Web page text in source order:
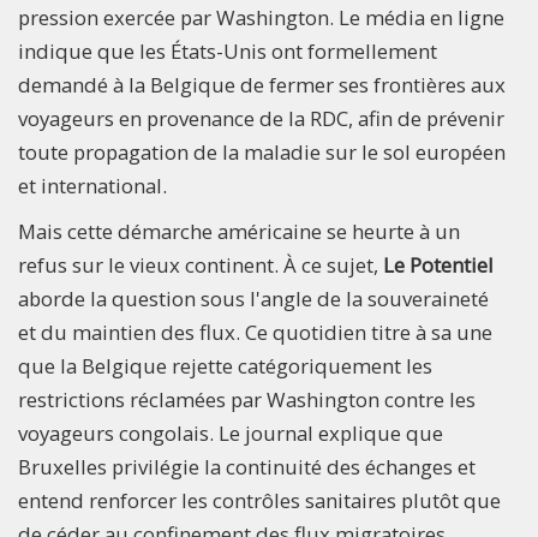
pression exercée par Washington. Le média en ligne
indique que les États-Unis ont formellement
demandé à la Belgique de fermer ses frontières aux
voyageurs en provenance de la RDC, afin de prévenir
toute propagation de la maladie sur le sol européen
et international.
Mais cette démarche américaine se heurte à un
refus sur le vieux continent. À ce sujet, Le Potentiel
aborde la question sous l'angle de la souveraineté
et du maintien des flux. Ce quotidien titre à sa une
que la Belgique rejette catégoriquement les
restrictions réclamées par Washington contre les
voyageurs congolais. Le journal explique que
Bruxelles privilégie la continuité des échanges et
entend renforcer les contrôles sanitaires plutôt que